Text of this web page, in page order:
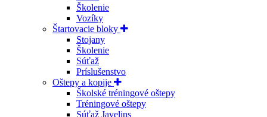
Školenie
Vozíky
Štartovacie bloky
Stojany
Školenie
Súťaž
Príslušenstvo
Oštepy a kopije
Školské tréningové oštepy
Tréningové oštepy
Súťaž Javelins